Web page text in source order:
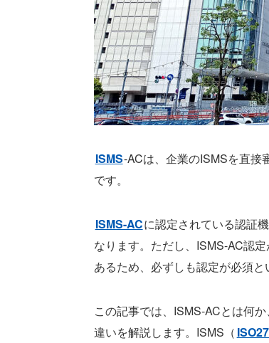
ISMS-ACは、企業のISMSを直接
です。
ISMS-ACに認定されている認証
なります。ただし、ISMS-AC認
あるため、必ずしも認定が必須と
この記事では、ISMS-ACとは何
違いを解説します。ISMS（